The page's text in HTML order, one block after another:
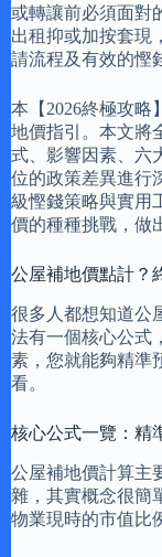
或轉讓前必須面對
出租抑或加按套現
請流程及有效的慳
本【2026終極攻略
地價指引。本文將
式、影響因素、六
位的政策差異進行
級慳錢策略與實用
價的種種挑戰，做
公屋補地價點計？
很多人都想知道公
法有一個核心公式
素，您就能夠精準
看。
核心公式一覽：精
公屋補地價計算主
雜，其實概念很簡
物業現時的市值比